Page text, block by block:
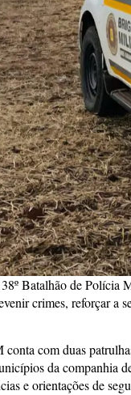
Batalhão de
crimes, reforçar a
com duas
da companhia
e orientações de